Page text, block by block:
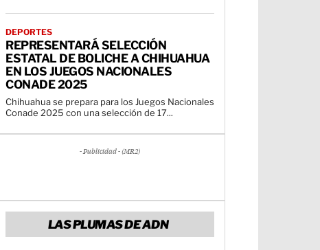
DEPORTES
REPRESENTARÁ SELECCIÓN
ESTATAL DE BOLICHE A CHIHUAHUA
EN LOS JUEGOS NACIONALES
CONADE 2025
Chihuahua se prepara para los Juegos Nacionales
Conade 2025 con una selección de 17...
- Publicidad - (MR2)
LAS PLUMAS DE ADN